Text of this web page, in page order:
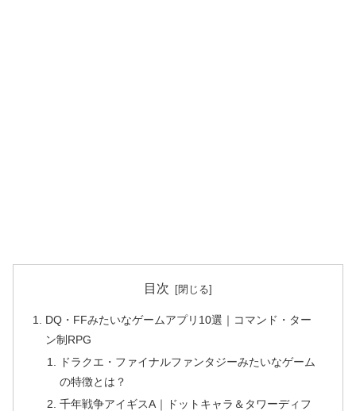
目次
DQ・FFみたいなゲームアプリ10選｜コマンド・ター
ン制RPG
ドラクエ・ファイナルファンタジーみたいなゲーム
の特徴とは？
千年戦争アイギスA｜ドットキャラ＆タワーディフ